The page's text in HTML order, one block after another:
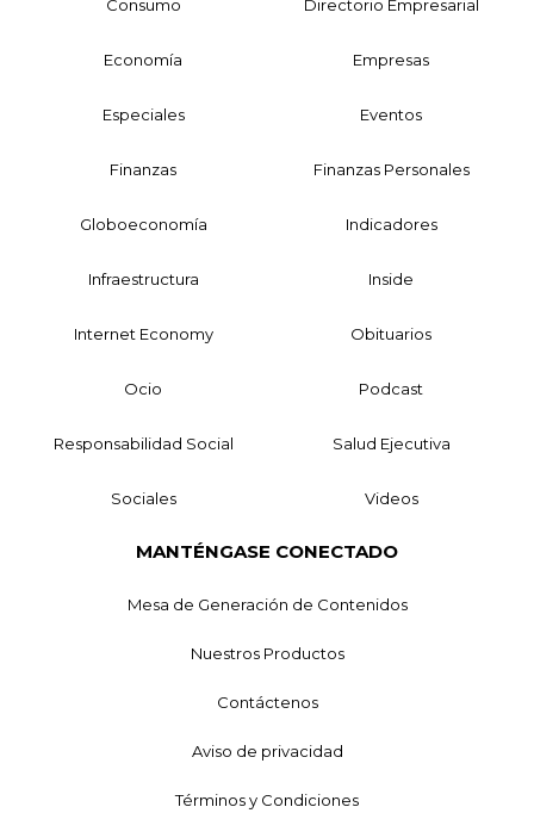
Consumo Directorio Empresarial
Economía Empresas
Especiales Eventos
Finanzas Finanzas Personales
Globoeconomía Indicadores
Infraestructura Inside
Internet Economy Obituarios
Ocio Podcast
Responsabilidad Social Salud Ejecutiva
Sociales Videos
MANTÉNGASE CONECTADO
Mesa de Generación de Contenidos
Nuestros Productos
Contáctenos
Aviso de privacidad
Términos y Condiciones